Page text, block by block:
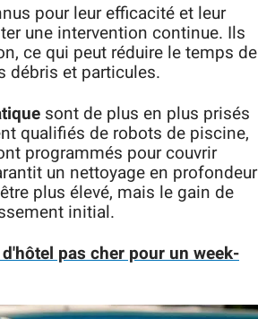
pour leur efficacité et leur
une intervention continue. Ils
ce qui peut réduire le temps de
débris et particules.
sont de plus en plus prisés
qualifiés de robots de piscine,
programmés pour couvrir
un nettoyage en profondeur
plus élevé, mais le gain de
initial.
pas cher pour un week-